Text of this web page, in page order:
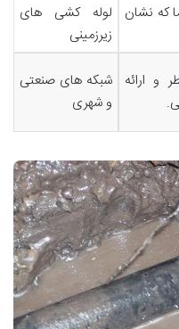
که نشان
لوله کشی های
زیرزمینی
و ارائه شبکه های صنعتی
و شهری